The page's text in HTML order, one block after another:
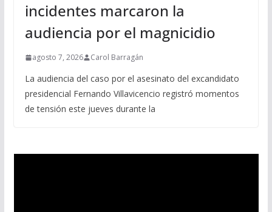
incidentes marcaron la
audiencia por el magnicidio
agosto 7, 2026 Carol Barragán
La audiencia del caso por el asesinato del excandidato
presidencial Fernando Villavicencio registró momentos
de tensión este jueves durante la